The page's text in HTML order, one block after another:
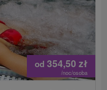
od 354,50 zł
/noc/osoba